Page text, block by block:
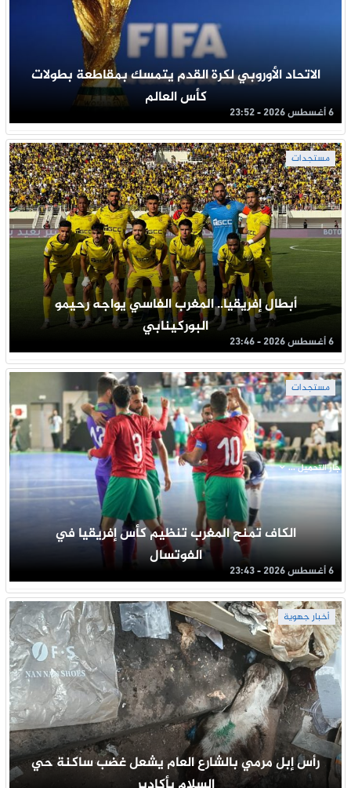
الاتحاد الأوروبي لكرة القدم يتمسك بمقاطعة بطولات
كأس العالم
6 أغسطس 2026 - 23:52
مستجدات
أبطال إفريقيا.. المغرب الفاسي يواجه رحيمو
البوركينابي
6 أغسطس 2026 - 23:46
مستجدات
الكاف تمنح المغرب تنظيم كأس إفريقيا في
الفوتسال
6 أغسطس 2026 - 23:43
أخبار جهوية
رأس إبل مرمي بالشارع العام يشعل غضب ساكنة حي
جار التحميل ...